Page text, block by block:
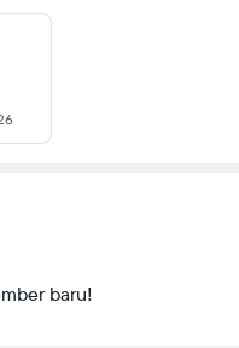
baru!